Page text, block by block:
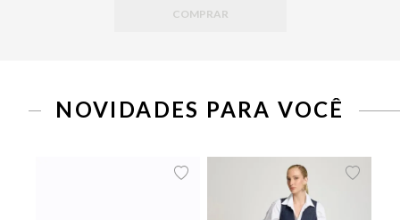
COMPRAR
NOVIDADES PARA VOCÊ